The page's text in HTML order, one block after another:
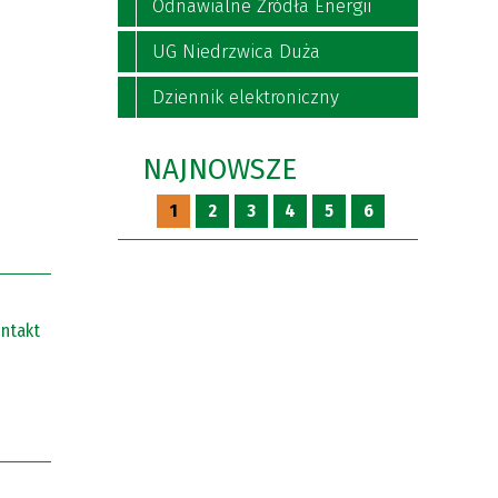
Odnawialne Źródła Energii
UG Niedrzwica Duża
Dziennik elektroniczny
NAJNOWSZE
1 2 3 4 5 6